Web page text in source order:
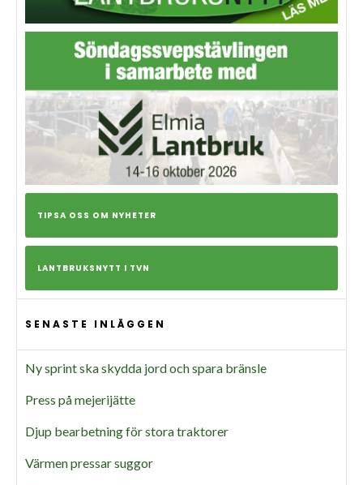
TIPSA OSS OM NYHETER
LANTBRUKSNYTT I TVN
SENASTE INLÄGGEN
Ny sprint ska skydda jord och spara bränsle
Press på mejerijätte
Djup bearbetning för stora traktorer
Värmen pressar suggor